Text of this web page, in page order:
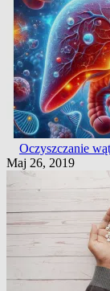
Oczyszczanie
Maj 26, 2019